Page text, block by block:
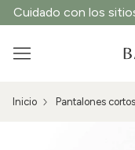
Cuidado con los
Inicio Pantalones